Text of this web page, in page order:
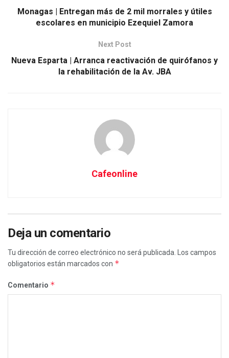
Monagas | Entregan más de 2 mil morrales y útiles
escolares en municipio Ezequiel Zamora
Next Post
Nueva Esparta | Arranca reactivación de quirófanos y
la rehabilitación de la Av. JBA
Cafeonline
Deja un comentario
Tu dirección de correo electrónico no será publicada.
Los campos
obligatorios están marcados con *
Comentario *